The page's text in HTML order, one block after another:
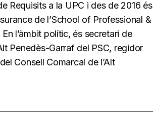
Requisits a la UPC i des de 2016 és
de l’School of Professional &
l’àmbit polític, és secretari de
Penedès-Garraf del PSC, regidor
Consell Comarcal de l’Alt